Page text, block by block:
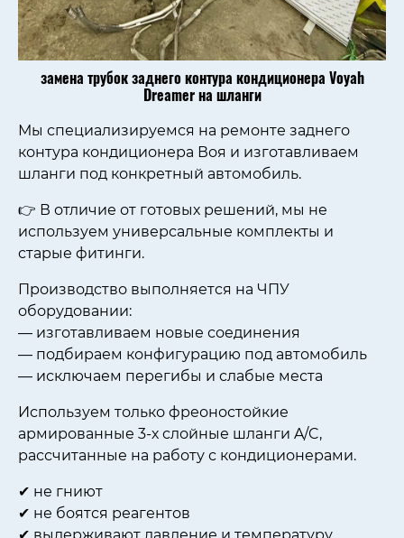
замена трубок заднего контура кондиционера Voyah
Dreamer на шланги
Мы специализируемся на ремонте заднего
контура кондиционера Воя и изготавливаем
шланги под конкретный автомобиль.
👉 В отличие от готовых решений, мы не
используем универсальные комплекты и
старые фитинги.
Производство выполняется на ЧПУ
оборудовании:
— изготавливаем новые соединения
— подбираем конфигурацию под автомобиль
— исключаем перегибы и слабые места
Используем только фреоностойкие
армированные 3-х слойные шланги A/C,
рассчитанные на работу с кондиционерами.
✔ не гниют
✔ не боятся реагентов
✔ выдерживают давление и температуру